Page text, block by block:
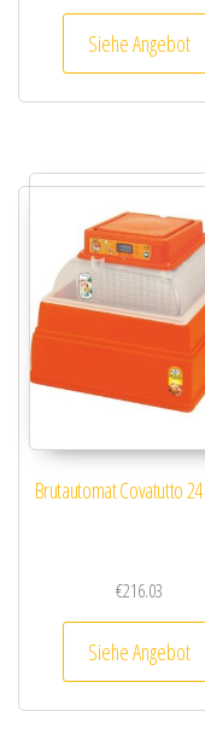
Siehe Angebot
Brutautomat Covatutto
€216.03
Siehe Angebot